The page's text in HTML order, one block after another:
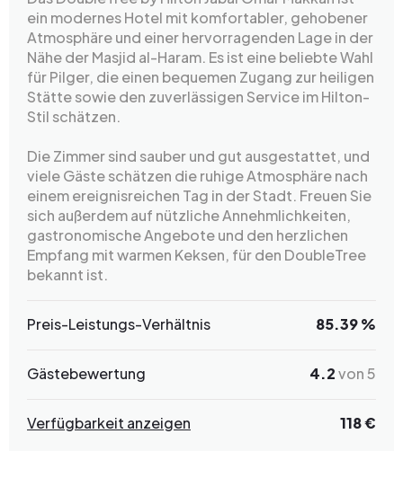
ein modernes Hotel mit komfortabler, gehobener
Atmosphäre und einer hervorragenden Lage in der
Nähe der Masjid al-Haram. Es ist eine beliebte Wahl
für Pilger, die einen bequemen Zugang zur heiligen
Stätte sowie den zuverlässigen Service im Hilton-
Stil schätzen.
Die Zimmer sind sauber und gut ausgestattet, und
viele Gäste schätzen die ruhige Atmosphäre nach
einem ereignisreichen Tag in der Stadt. Freuen Sie
sich außerdem auf nützliche Annehmlichkeiten,
gastronomische Angebote und den herzlichen
Empfang mit warmen Keksen, für den DoubleTree
bekannt ist.
Preis-Leistungs-Verhältnis 85.39 %
Gästebewertung 4.2von 5
Verfügbarkeit anzeigen 118 €